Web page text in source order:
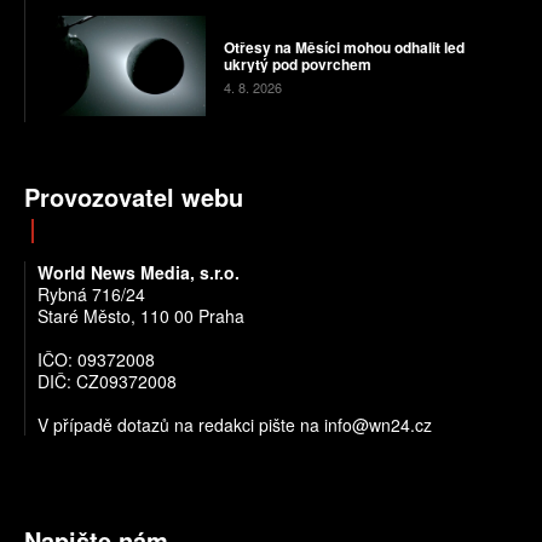
Otřesy na Měsíci mohou odhalit led
ukrytý pod povrchem
4. 8. 2026
Provozovatel webu
World News Media, s.r.o.
Rybná 716/24
Staré Město, 110 00 Praha
IČO: 09372008
DIČ: CZ09372008
V případě dotazů na redakci pište na info@wn24.cz